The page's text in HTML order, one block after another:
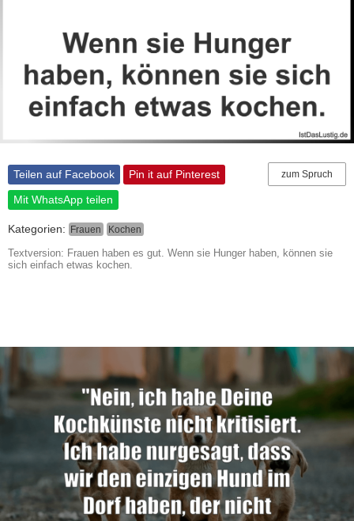
zum Spruch
Teilen auf Facebook
Pin it auf Pinterest
Mit WhatsApp teilen
Kategorien: Frauen Kochen
Textversion: Frauen haben es gut. Wenn sie Hunger haben, können sie
sich einfach etwas kochen.